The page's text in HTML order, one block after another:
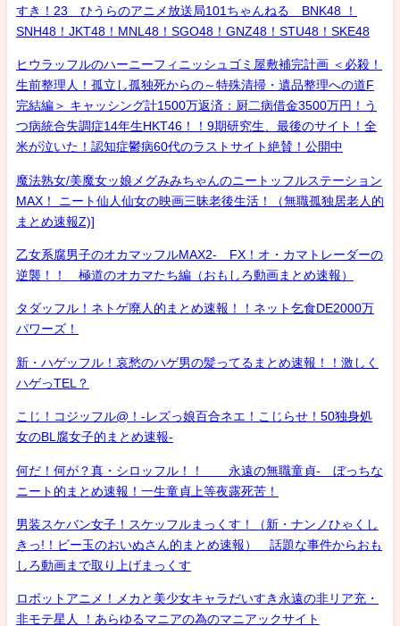
すき！23 ひうらのアニメ放送局101ちゃんねる BNK48 ！
SNH48！JKT48！MNL48！SGO48！GNZ48！STU48！SKE48
ヒウラッフルのハーニーフィニッシュゴミ屋敷補完計画 ＜必殺！
生前整理人！孤立し孤独死からの～特殊清掃・遺品整理への道F
完結編＞ キャッシング計1500万返済：厨二病借金3500万円！う
つ病統合失調症14年生HKT46！！9期研究生、最後のサイト！全
米が泣いた！認知症鬱病60代のラストサイト絶賛！公開中
魔法熟女/美魔女ッ娘メグみみちゃんのニートッフルステーション
MAX！ ニート仙人仙女の映画三昧老後生活！（無職孤独居老人的
まとめ速報Z)]
乙女系腐男子のオカマッフルMAX2- FX！オ・カマトレーダーの
逆襲！！ 極道のオカマたち編（おもしろ動画まとめ速報）
タダッフル！ネトゲ廃人的まとめ速報！！ネット乞食DE2000万
パワーズ！
新・ハゲッフル！哀愁のハゲ男の髪ってるまとめ速報！！激しく
ハゲっTEL？
こじ！コジッフル@！-レズっ娘百合ネエ！こじらせ！50独身処
女のBL腐女子的まとめ速報-
何だ！何が？真・シロッフル！！ 永遠の無職童貞- ぼっちな
ニート的まとめ速報！一生童貞上等夜露死苦！
男装スケバン女子！スケッフルまっくす！（新・ナンノひゃくし
きっ!！ビー玉のおいぬさん的まとめ速報） 話題な事件からおも
しろ動画まで取り上げまっくす
ロボットアニメ！メカと美少女キャラだいすき永遠の非リア充・
非モテ星人 ！あらゆるマニアの為のマニアックサイト